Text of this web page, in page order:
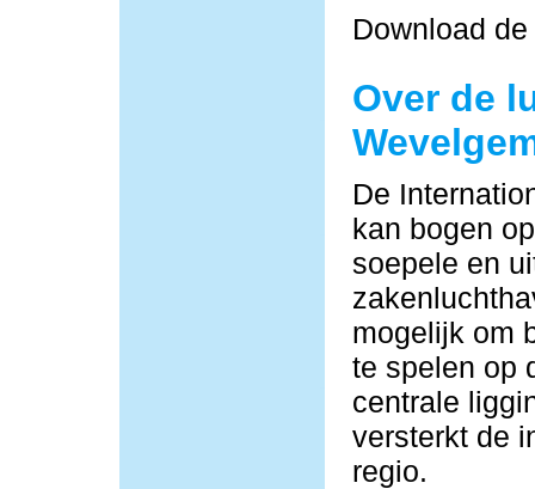
Download de
Over de
De
kan bogen
soepele en
mogelijk om
te spelen op
centrale
versterkt de
regio.